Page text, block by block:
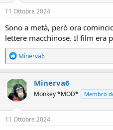
n
s
11 Ottobre 2024
Sono a metà, però ora
lettere macchinose. Il film era
R
e
a
c
t
i
o
n
s
Minerva6
Minerva6
Monkey *MOD* Membro
11 Ottobre 2024